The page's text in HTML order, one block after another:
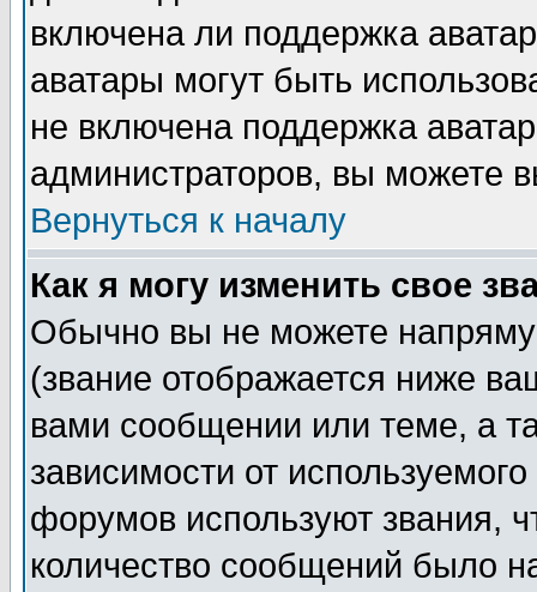
включена ли поддержка
аватары могут быть
не включена поддержка
администраторов, вы можете
Вернуться к началу
Как я могу изменить свое
Обычно вы не можете
(звание отображается ниже
вами сообщении или теме, а
зависимости от
форумов используют звания,
количество сообщений было